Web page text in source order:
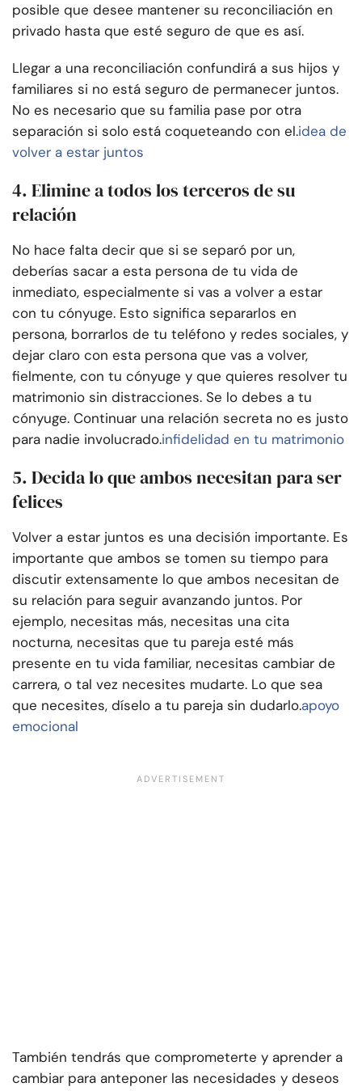
posible que desee mantener su reconciliación en
privado hasta que esté seguro de que es así.
Llegar a una reconciliación confundirá a sus hijos y
familiares si no está seguro de permanecer juntos.
No es necesario que su familia pase por otra
separación si solo está coqueteando con el.idea de
volver a estar juntos
4. Elimine a todos los terceros de su
relación
No hace falta decir que si se separó por un,
deberías sacar a esta persona de tu vida de
inmediato, especialmente si vas a volver a estar
con tu cónyuge. Esto significa separarlos en
persona, borrarlos de tu teléfono y redes sociales, y
dejar claro con esta persona que vas a volver,
fielmente, con tu cónyuge y que quieres resolver tu
matrimonio sin distracciones. Se lo debes a tu
cónyuge. Continuar una relación secreta no es justo
para nadie involucrado.infidelidad en tu matrimonio
5. Decida lo que ambos necesitan para ser
felices
Volver a estar juntos es una decisión importante. Es
importante que ambos se tomen su tiempo para
discutir extensamente lo que ambos necesitan de
su relación para seguir avanzando juntos. Por
ejemplo, necesitas más, necesitas una cita
nocturna, necesitas que tu pareja esté más
presente en tu vida familiar, necesitas cambiar de
carrera, o tal vez necesites mudarte. Lo que sea
que necesites, díselo a tu pareja sin dudarlo.apoyo
emocional
También tendrás que comprometerte y aprender a
cambiar para anteponer las necesidades y deseos